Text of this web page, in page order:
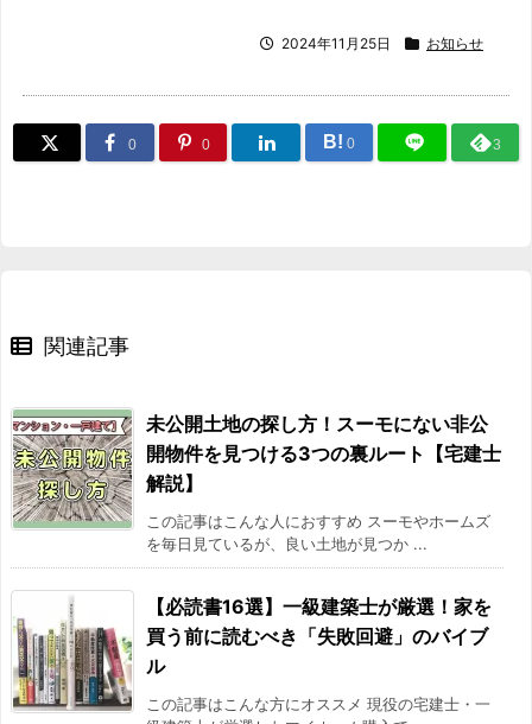
2024年11月25日 お知らせ
0 0 B! 0 3
関連記事
未公開土地の探し方！スーモにない非公
開物件を見つける3つの裏ルート【宅建士
解説】
この記事はこんな人におすすめ スーモやホームズ
を毎日見ているが、良い土地が見つか ...
【必読書16選】一級建築士が厳選！家を
買う前に読むべき「失敗回避」のバイブ
ル
この記事はこんな方にオススメ 現役の宅建士・一